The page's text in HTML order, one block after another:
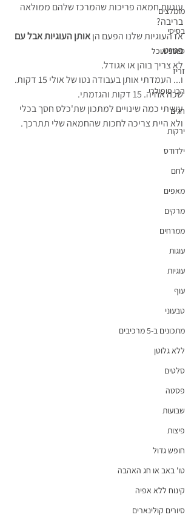
מומלצים
בסיסי
סיוריי אוכל
זריז
הכי פופולרי
חגים
ירקות
ילדודס
לחם
מאפים
מרקים
ממרחים
עוגות
עוגיות
עוף
טבעוני
מתכונים ב-5 מרכיבים
ללא גלוטן
סלטים
פסטה
שבועות
פיצות
חופש גדול
טו' באב או חג האהבה
קינוח ללא אפיה
סיורים קולינארים
עוגיות חמאה פריכות שהמרכז שלהם ממולאה
בריבה?
אז העוגיות שלנו הפעם הן אותן העוגיות אבל עם
פטנט.
לא צריך בוהן או אגודל.
ו... העמדתי אותן בעבודה נטו של אולי 15 דקות.
שכה אחיה. 15 דקות והגזמתי.
עשיתי כמה שינויים למתכון שת'כלס חסך בכלי
ולא היית צריכה לחכות שהחמאה שלי תתרכך.